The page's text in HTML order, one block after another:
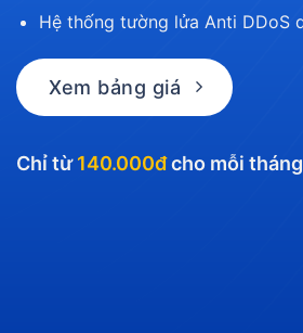
Hệ thống tường lửa Anti DDoS
Xem bảng giá
Chỉ từ140.000đcho mỗi tháng